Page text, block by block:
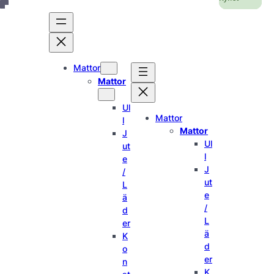
Hoppa
Mattor
Mattor
Ul
l
J
ut
e
/
L
ä
d
er
K
o
n
Mattor
Mattor
Ul
l
J
ut
e
/
L
ä
d
er
K